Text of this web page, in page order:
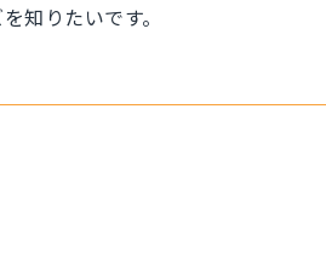
知りたいです。